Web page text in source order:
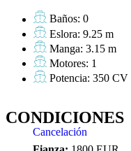
Baños: 0
Eslora: 9.25 m
Manga: 3.15 m
Motores: 1
Potencia: 350 CV
CONDICIONES
Cancelación